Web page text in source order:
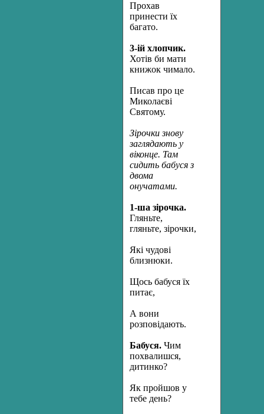
Прохав
принести їх
багато.
3-ій хлопчик.
Хотів би мати
книжок чимало.
Писав про це
Миколаєві
Святому.
Зірочки знову
заглядають у
віконце. Там
сидить бабуся з
двома
онучатами.
1-ша зірочка.
Гляньте,
гляньте, зірочки,
Які чудові
близнюки.
Щось бабуся їх
питає,
А вони
розповідають.
Бабуся. Чим
похвалишся,
дитинко?
Як пройшов у
тебе день?